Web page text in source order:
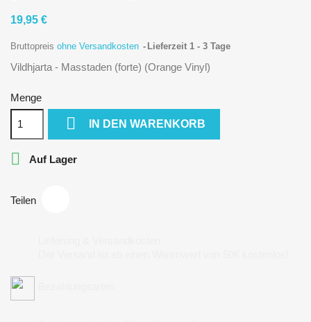
19,95 €
Bruttopreis ohne Versandkosten Lieferzeit 1 - 3 Tage
Vildhjarta - Masstaden (forte) (Orange Vinyl)
Menge
 IN DEN WARENKORB
 Auf Lager
Teilen